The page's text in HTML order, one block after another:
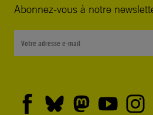
Abonnez-vous à notre